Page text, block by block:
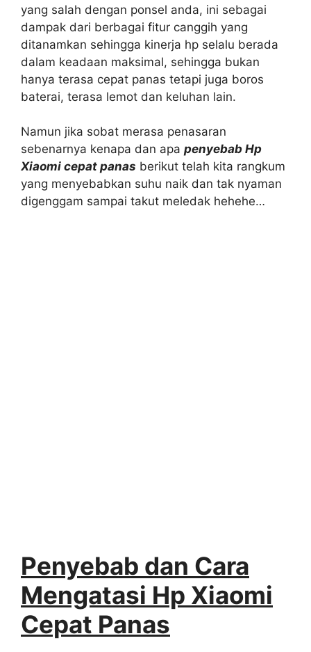
yang salah dengan ponsel anda, ini sebagai
dampak dari berbagai fitur canggih yang
ditanamkan sehingga kinerja hp selalu berada
dalam keadaan maksimal, sehingga bukan
hanya terasa cepat panas tetapi juga boros
baterai, terasa lemot dan keluhan lain.
Namun jika sobat merasa penasaran
sebenarnya kenapa dan apa penyebab Hp
Xiaomi cepat panas berikut telah kita rangkum
yang menyebabkan suhu naik dan tak nyaman
digenggam sampai takut meledak hehehe…
Penyebab dan Cara
Mengatasi Hp Xiaomi
Cepat Panas